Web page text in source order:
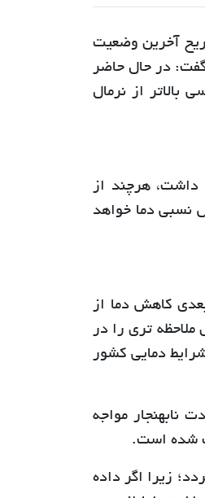
آخرین وضعیت
گفت: در حال حاضر
از نرمال
داشت، هرچند از
نسبی دما خواهد
کاهش دما از
قابل ملاحظه تری را در
دمایی کشور
نابهنجار مواجه
زیرا اگر داده